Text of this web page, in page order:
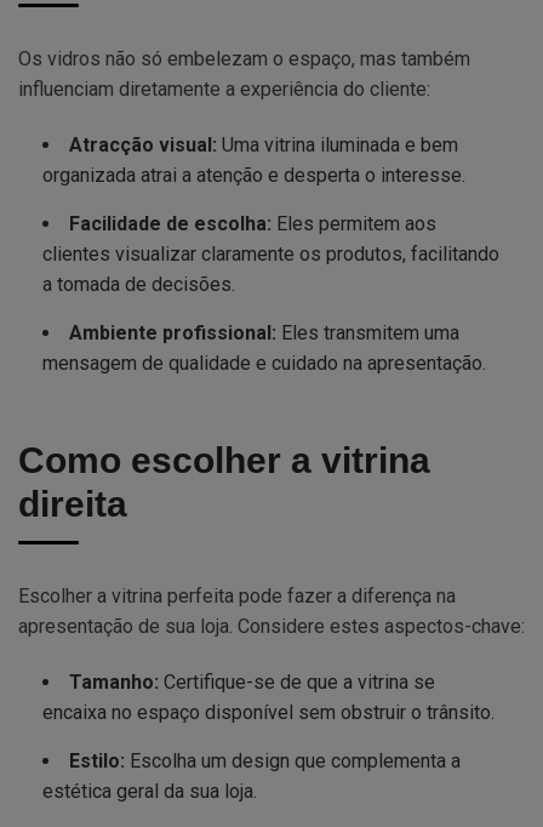
Os vidros não só embelezam o espaço, mas também
influenciam diretamente a experiência do cliente:
Atracção visual: Uma vitrina iluminada e bem
organizada atrai a atenção e desperta o interesse.
Facilidade de escolha: Eles permitem aos
clientes visualizar claramente os produtos, facilitando
a tomada de decisões.
Ambiente profissional: Eles transmitem uma
mensagem de qualidade e cuidado na apresentação.
Como escolher a vitrina
direita
Escolher a vitrina perfeita pode fazer a diferença na
apresentação de sua loja. Considere estes aspectos-chave:
Tamanho: Certifique-se de que a vitrina se
encaixa no espaço disponível sem obstruir o trânsito.
Estilo: Escolha um design que complementa a
estética geral da sua loja.